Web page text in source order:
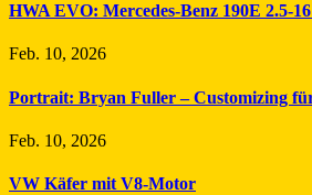
HWA EVO: Mercedes-Benz 190E 2.5-
Feb. 10, 2026
Portrait: Bryan Fuller – Customizing
Feb. 10, 2026
VW Käfer mit V8-Motor